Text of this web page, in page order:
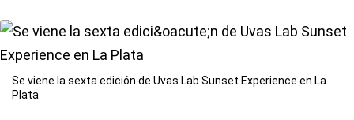
Se viene la sexta edición de Uvas Lab Sunset Experience en La
Plata